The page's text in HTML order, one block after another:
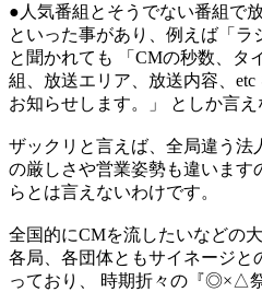
●人気番組とそうでない番組で
といった事があり、例えば「ラ
と聞かれても 「CMの秒数、タ
組、放送エリア、放送内容、
お知らせします。」 としか言え
ザックリと言えば、全局違う法
の厳しさや営業姿勢も違います
らとは言えないわけです。
全国的にCMを流したいなどの
各局、各団体ともサイネージと
っており、 時期折々の『◎×△